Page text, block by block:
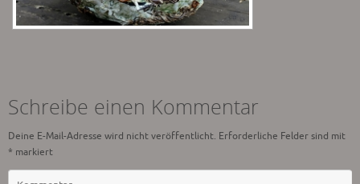
Schreibe einen Kommentar
Deine E-Mail-Adresse wird nicht veröffentlicht. Erforderliche Felder sind mit
* markiert